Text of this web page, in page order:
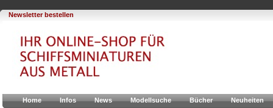
Newsletter bestellen
Home Infos News Modellsuche Bücher
Neuheiten